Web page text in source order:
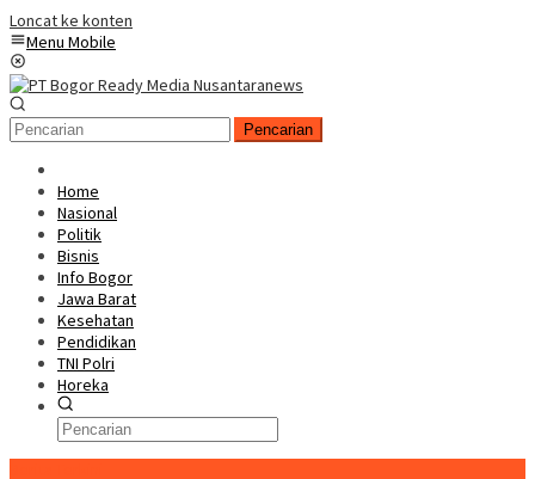
Loncat ke konten
Menu Mobile
Pencarian
Home
Nasional
Politik
Bisnis
Info Bogor
Jawa Barat
Kesehatan
Pendidikan
TNI Polri
Horeka